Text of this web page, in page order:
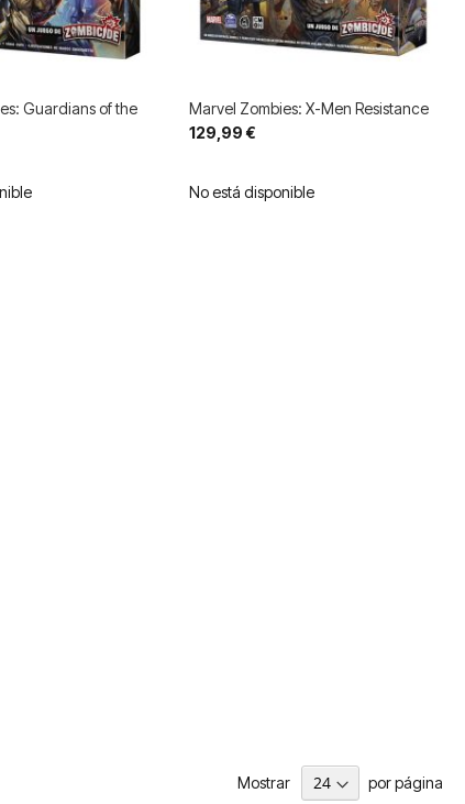
Guardians of the
Marvel Zombies: X-Men Resistance
129,99 €
No está disponible
Mostrar por página